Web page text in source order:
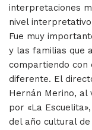
interpretaciones
nivel
Fue muy
y las familias que
compartiendo con
diferente. El
Hernán Merino,
por «La
del año cultural de